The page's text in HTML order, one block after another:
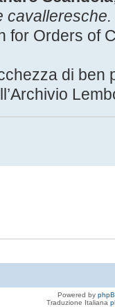
for Orders of
di ben
Powered by
Traduzione Italiana